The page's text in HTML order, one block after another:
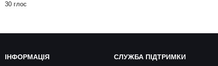
30 глос
ІНФОРМАЦІЯ СЛУЖБА ПІДТРИМКИ